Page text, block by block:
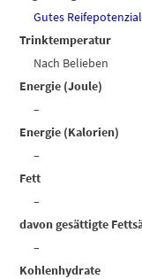
Gutes Reifepotenzial
Trinktemperatur
Nach Belieben
Energie (Joule)
–
Energie (Kalorien)
–
Fett
–
davon gesättigte
–
Kohlenhydrate